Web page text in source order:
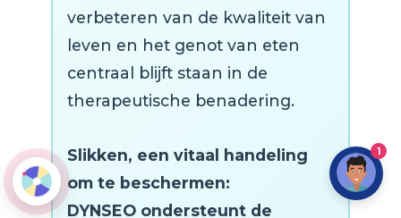
verbeteren van de kwaliteit van
leven en het genot van eten
centraal blijft staan in de
therapeutische benadering.
Slikken, een vitaal handeling
om te beschermen:
DYNSEO ondersteunt de
1